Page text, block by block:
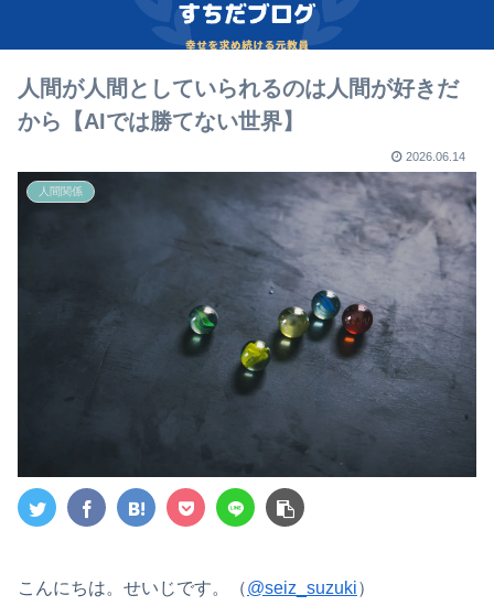
人間が人間としていられるのは人間が好きだ
から【AIでは勝てない世界】
2026.06.14
人間関係
こんにちは。せいじです。（@seiz_suzuki）